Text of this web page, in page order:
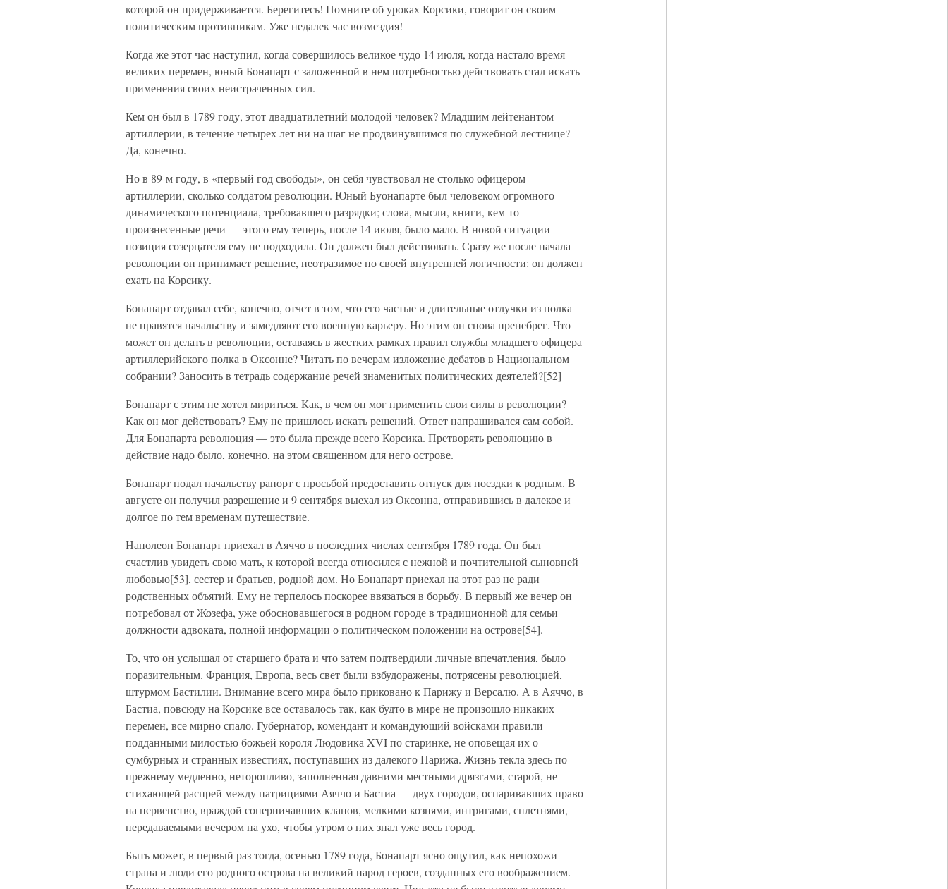
которой он придерживается. Берегитесь! Помните об уроках Корсики, говорит он своим
политическим противникам. Уже недалек час возмездия!
Когда же этот час наступил, когда совершилось великое чудо 14 июля, когда настало время
великих перемен, юный Бонапарт с заложенной в нем потребностью действовать стал искать
применения своих неистраченных сил.
Кем он был в 1789 году, этот двадцатилетний молодой человек? Младшим лейтенантом
артиллерии, в течение четырех лет ни на шаг не продвинувшимся по служебной лестнице?
Да, конечно.
Но в 89-м году, в «первый год свободы», он себя чувствовал не столько офицером
артиллерии, сколько солдатом революции. Юный Буонапарте был человеком огромного
динамического потенциала, требовавшего разрядки; слова, мысли, книги, кем-то
произнесенные речи — этого ему теперь, после 14 июля, было мало. В новой ситуации
позиция созерцателя ему не подходила. Он должен был действовать. Сразу же после начала
революции он принимает решение, неотразимое по своей внутренней логичности: он должен
ехать на Корсику.
Бонапарт отдавал себе, конечно, отчет в том, что его частые и длительные отлучки из полка
не нравятся начальству и замедляют его военную карьеру. Но этим он снова пренебрег. Что
может он делать в революции, оставаясь в жестких рамках правил службы младшего офицера
артиллерийского полка в Оксонне? Читать по вечерам изложение дебатов в Национальном
собрании? Заносить в тетрадь содержание речей знаменитых политических деятелей?[52]
Бонапарт с этим не хотел мириться. Как, в чем он мог применить свои силы в революции?
Как он мог действовать? Ему не пришлось искать решений. Ответ напрашивался сам собой.
Для Бонапарта революция — это была прежде всего Корсика. Претворять революцию в
действие надо было, конечно, на этом священном для него острове.
Бонапарт подал начальству рапорт с просьбой предоставить отпуск для поездки к родным. В
августе он получил разрешение и 9 сентября выехал из Оксонна, отправившись в далекое и
долгое по тем временам путешествие.
Наполеон Бонапарт приехал в Аяччо в последних числах сентября 1789 года. Он был
счастлив увидеть свою мать, к которой всегда относился с нежной и почтительной сыновней
любовью[53], сестер и братьев, родной дом. Но Бонапарт приехал на этот раз не ради
родственных объятий. Ему не терпелось поскорее ввязаться в борьбу. В первый же вечер он
потребовал от Жозефа, уже обосновавшегося в родном городе в традиционной для семьи
должности адвоката, полной информации о политическом положении на острове[54].
То, что он услышал от старшего брата и что затем подтвердили личные впечатления, было
поразительным. Франция, Европа, весь свет были взбудоражены, потрясены революцией,
штурмом Бастилии. Внимание всего мира было приковано к Парижу и Версалю. А в Аяччо, в
Бастиа, повсюду на Корсике все оставалось так, как будто в мире не произошло никаких
перемен, все мирно спало. Губернатор, комендант и командующий войсками правили
подданными милостью божьей короля Людовика XVI по старинке, не оповещая их о
сумбурных и странных известиях, поступавших из далекого Парижа. Жизнь текла здесь по-
прежнему медленно, неторопливо, заполненная давними местными дрязгами, старой, не
стихающей распрей между патрициями Аяччо и Бастиа — двух городов, оспаривавших право
на первенство, враждой соперничавших кланов, мелкими кознями, интригами, сплетнями,
передаваемыми вечером на ухо, чтобы утром о них знал уже весь город.
Быть может, в первый раз тогда, осенью 1789 года, Бонапарт ясно ощутил, как непохожи
страна и люди его родного острова на великий народ героев, созданных его воображением.